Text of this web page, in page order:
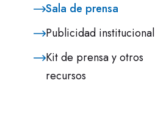
Sala de prensa
Publicidad institucional
Kit de prensa y otros
recursos